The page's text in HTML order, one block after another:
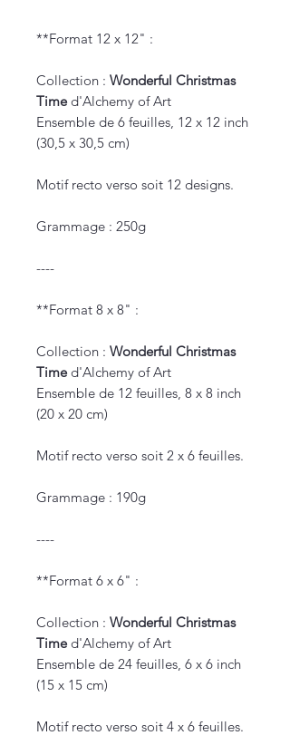
**Format 12 x 12" :
Collection : Wonderful Christmas
Timed'Alchemy of Art
Ensemble de 6 feuilles, 12 x 12 inch
(30,5 x 30,5 cm)
Motif recto verso soit 12 designs.
Grammage : 250g
----
**Format 8 x 8" :
Collection : Wonderful Christmas
Timed'Alchemy of Art
Ensemble de 12 feuilles, 8 x 8 inch
(20 x 20 cm)
Motif recto verso soit 2 x 6 feuilles.
Grammage : 190g
----
**Format 6 x 6" :
Collection : Wonderful Christmas
Timed'Alchemy of Art
Ensemble de 24 feuilles, 6 x 6 inch
(15 x 15 cm)
Motif recto verso soit 4 x 6 feuilles.